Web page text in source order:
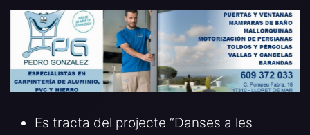
Es tracta del projecte “Danses a les